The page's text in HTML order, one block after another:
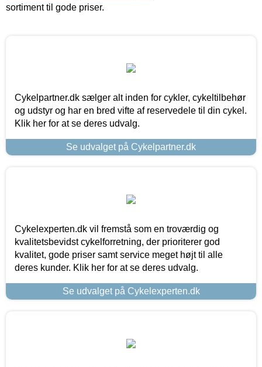
sortiment til gode priser.
Cykelpartner.dk sælger alt inden for cykler, cykeltilbehør
og udstyr og har en bred vifte af reservedele til din cykel.
Klik her for at se deres udvalg.
Se udvalget på Cykelpartner.dk
Cykelexperten.dk vil fremstå som en troværdig og
kvalitetsbevidst cykelforretning, der prioriterer god
kvalitet, gode priser samt service meget højt til alle
deres kunder. Klik her for at se deres udvalg.
Se udvalget på Cykelexperten.dk